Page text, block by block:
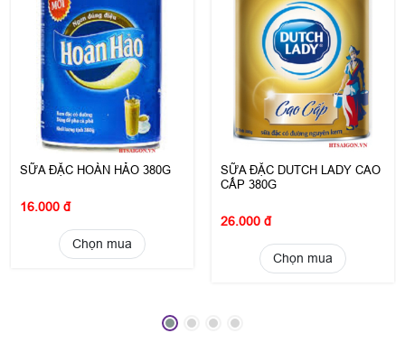
SỮA ĐẶC HOÀN HẢO 380G
16.000 đ
Chọn mua
SỮA ĐẶC DUTCH LADY CAO
CẤP 380G
26.000 đ
Chọn mua